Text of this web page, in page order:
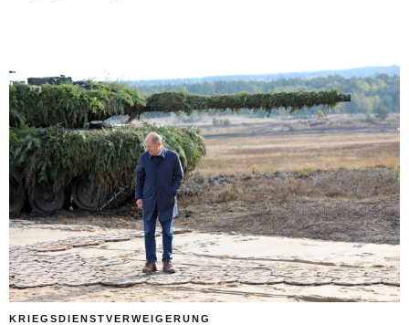
KRIEGSDIENSTVERWEIGERUNG